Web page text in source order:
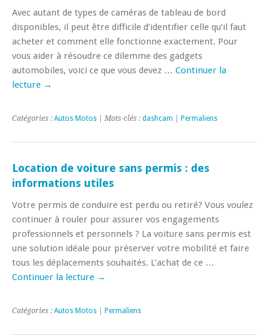
Avec autant de types de caméras de tableau de bord
disponibles, il peut être difficile d’identifier celle qu’il faut
acheter et comment elle fonctionne exactement. Pour
vous aider à résoudre ce dilemme des gadgets
automobiles, voici ce que vous devez … Continuer la
lecture →
Catégories : Autos Motos | Mots-clés : dashcam Permaliens
Location de voiture sans permis : des
informations utiles
Votre permis de conduire est perdu ou retiré? Vous voulez
continuer à rouler pour assurer vos engagements
professionnels et personnels ? La voiture sans permis est
une solution idéale pour préserver votre mobilité et faire
tous les déplacements souhaités. L’achat de ce …
Continuer la lecture →
Catégories : Autos Motos Permaliens